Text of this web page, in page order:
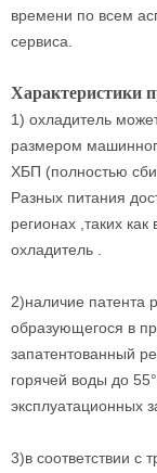
времени по всем
сервиса.
Характеристики
1) охладитель
размером
ХБП (полностью
Разных питания
регионах ,таких
охладитель .
2)наличие патента
образующегося в
запатентованный
горячей воды до
эксплуатационных
3)в соответствии с